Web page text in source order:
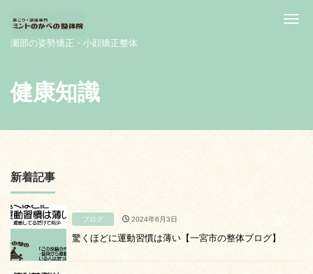
瀬部の姿勢矯正・小顔矯正整体
健康知識
新着記事
ブログ 2024年6月3日
驚くほどに運動習慣は薄い【一宮市の整体ブログ】